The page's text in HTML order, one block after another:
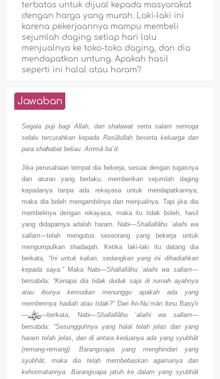
terbatas untuk dijual kepada masyarakat
dengan harga yang murah. Laki-laki ini
karena pekerjaannya mampu membeli
sejumlah daging setiap hari lalu
menjualnya ke toko-toko daging, dan dia
mendapatkan untung. Apakah hasil
seperti ini halal atau haram?
Jawaban
Segala puji bagi Allah, dan shalawat serta salam semoga
selalu tercurahkan kepada Rasûlullah beserta keluarga dan
para shahabat beliau. Ammâ ba`d.
Jika perusahaan tempat dia bekerja, sesuai dengan tugasnya
dan aturan yang berlaku, memberikan sejumlah daging
kepadanya tanpa ada rekayasa untuk mendapatkannya,
maka dia boleh mengambilnya dan menjualnya. Tapi jika dia
membelinya dengan rekayasa, maka itu tidak boleh, hasil
yang didapatnya adalah haram. Nabi—Shallallâhu `alaihi wa
sallam—telah mengutus seseorang yang bekerja untuk
mengumpulkan shadaqah. Ketika laki-laki itu datang dia
berkata, “Ini untuk kalian, sedangkan yang ini dihadiahkan
kepada saya.”Maka Nabi—Shallallâhu `alaihi wa sallam—
bersabda: “Kenapa dia tidak duduk saja di rumah ayahnya
atau ibunya kemudian menunggu apakah ada yang
memberinya hadiah atau tidak?” Dari An-Nu`mân ibnu Basyîr
—
—berkata, Nabi—Shallallâhu `alaihi wa sallam—
bersabda: “Sesungguhnya yang halal telah jelas dan yang
haram telah jelas, dan di antara keduanya ada yang syubhât
(remang-remang). Barangsiapa yang menghindari yang
syubhât, maka dia telah membebaskan agamanya dan
kehormatannya. Barangsiapa jatuh ke dalam yang syubhât